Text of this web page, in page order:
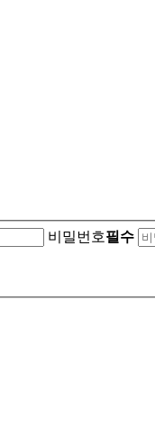
비밀번호필수